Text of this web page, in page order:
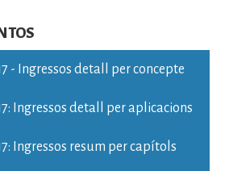
- Ingressos detall per concepte
Ingressos detall per aplicacions
Ingressos resum per capítols